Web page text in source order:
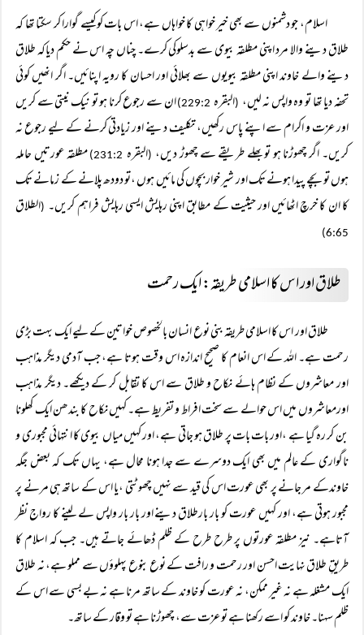
اسلام، جو دشمنوں سے بھی خیر خواہی کا خواہاں ہے، اس بات کوکیسے گوارا کر سکتا تھا کہ
طلاق دینے والا مرد اپنی مطلقہ بیوی سے بدسلوکی کرے۔ چناں چہ اس نے حکم دیاکہ طلاق
دینے والے خاوند اپنی مطلقہ بیویوں سے بھلائی اور احسان کا رویہ اپنائیں۔ اگر انھیں کوئی
تحفہ دیا تھا تو وہ واپس نہ لیں، (البقرہ
ان سے رجوع کرنا ہو تو نیک نیتی سے کریں
اور عزت و اکرام سے اپنے پاس رکھیں، تکلیف دینے اور زیادتی کرنے کے لیے رجوع نہ
کریں۔ اگر چھوڑنا ہو تو بھلے طریقے سے چھوڑ دیں، (البقرہ
مطلقہ عورتیں حاملہ
ہوں تو بچے پیدا ہونے تک اور شیر خوار بچوں کی مائیں ہوں ،تو دودھ پلانے کے زمانے تک
کا ان کا خرچ اٹھائیں اور حیثیت کے مطابق اپنی رہایش ایسی رہایش فراہم کریں۔ (الطلاق
6:65)
طلاق اور اس کا اسلامی طریقہ: ایک رحمت
طلاق اور اس کا اسلامی طریقہ بنی نوع انسان بالخصوص خواتین کے لیے ایک بہت بڑی
رحمت ہے۔ اللہ کے اس انعام کا صحیح اندازہ اس وقت ہوتا ہے، جب آدمی دیگر مذاہب
اور معاشروں کے نظام ہائے نکاح و طلاق سے اس کا تقابل کر کے دیکھے۔ دیگر مذاہب
اورمعاشروں میں اس حوالے سے سخت افراط و تفریط ہے۔ کہیں نکاح کا بندھن ایک کھلونا
بن کر رہ گیا ہے ،اور بات بات پر طلاق ہو جاتی ہے، اور کہیں میاں بیوی کا انتہائی مجبوری و
ناگواری کے عالم میں بھی ایک دوسرے سے جدا ہونا محال ہے، یہاں تک کہ بعض جگہ
خاوندکے مر جانے پر بھی عورت اس کی قید سے نہیں چھوٹتی ،یا اس کے ساتھ ہی مرنے پر
مجبور ہوتی ہے، اور کہیں عورت کو بار بارطلاق دینے اور بار بار واپس لے لینے کا رواج نظر
آتاہے۔ نیز مطلقہ عورتوں پر طرح طرح کے ظلم ڈھائے جاتے ہیں۔ جب کہ اسلام کا
طریقِ طلاق نہایت احسن اور رحمت و رافت کے نوع بنوع پہلوؤں سے مملو ہے، نہ طلاق
ایک مشغلہ ہے نہ غیر ممکن، نہ عورت کو خاوند کے ساتھ مرنا ہے نہ بے بسی سے اس کے
ظلم سہنا۔ خاوند کو اسے رکھنا ہے تو عزت سے، چھوڑنا ہے تو وقار کے ساتھ۔